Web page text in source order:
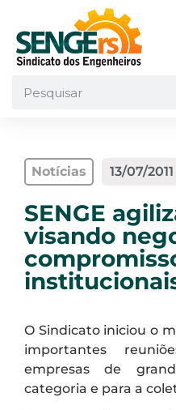
Notícias 13/07/2011
SENGE
visando
O Sindicato iniciou o
importantes
empresas de
categoria e para a